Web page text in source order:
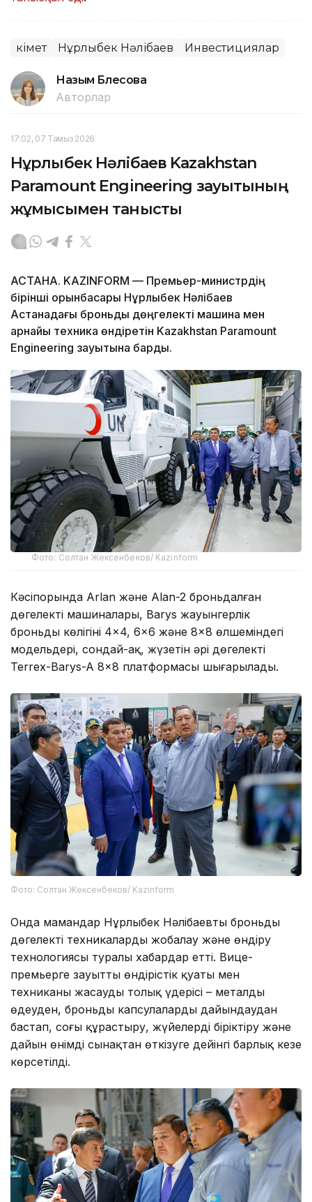
Үкімет Нұрлыбек Нәлібаев Инвестициялар
Назым Бөлесова
Авторлар
17:02, 07 Тамыз 2026
Нұрлыбек Нәлібаев Kazakhstan
Paramount Engineering зауытының
жұмысымен танысты
АСТАНА. KAZINFORM — Премьер-министрдің
бірінші орынбасары Нұрлыбек Нәлібаев
Астанадағы броньды дөңгелекті машина мен
арнайы техника өндіретін Kazakhstan Paramount
Engineering зауытына барды.
Фото: Солтан Жексенбеков/ Kazinform
Кәсіпорында Arlan және Alan-2 броньдалған
дөңгелекті машиналары, Barys жауынгерлік
броньды көлігінің 4×4, 6×6 және 8×8 өлшеміндегі
модельдері, сондай-ақ, жүзетін әрі дөңгелекті
Terrex-Barys-A 8×8 платформасы шығарылады.
Фото: Солтан Жексенбеков/ Kazinform
Онда мамандар Нұрлыбек Нәлібаевты броньды
дөңгелекті техникаларды жобалау және өндіру
технологиясы туралы хабардар етті. Вице-
премьерге зауыттың өндірістік қуаты мен
техниканы жасаудың толық үдерісі – металды
өңдеуден, броньды капсулаларды дайындаудан
бастап, соңғы құрастыру, жүйелерді біріктіру және
дайын өнімді сынақтан өткізуге дейінгі барлық кезең
көрсетілді.